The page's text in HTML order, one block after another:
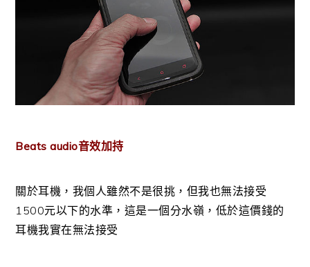
Beats audio音效加持
關於耳機，我個人雖然不是很挑，但我也無法接受
1500元以下的水準，這是一個分水嶺，低於這價錢的
耳機我實在無法接受